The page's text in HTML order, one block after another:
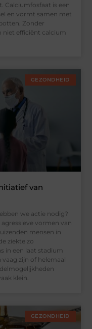
Calciumfosfaat is een
en vormt samen met
Zonder
niet efficiënt calcium
GEZONDHEID
van
we actie nodig?
vormen van
mensen in
ziekte zo
in een laat stadium
zijn of helemaal
klein.
GEZONDHEID